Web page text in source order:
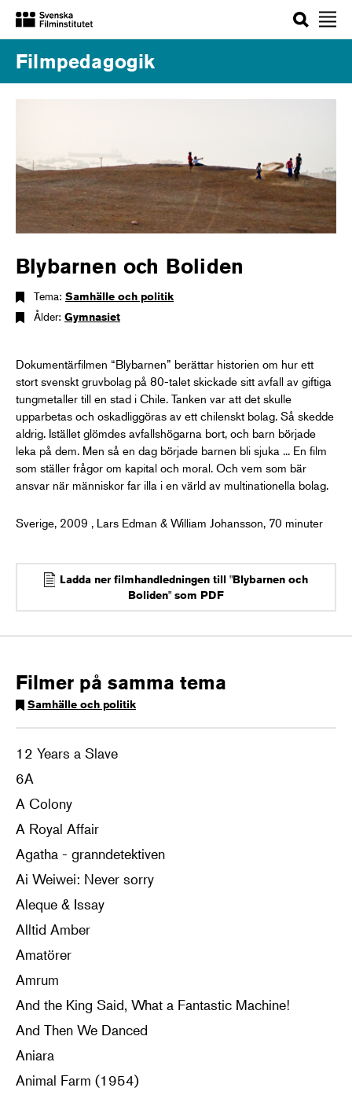
Sök
Filmpedagogik
Blybarnen och Boliden
Tema: Samhälle och politik
Ålder: Gymnasiet
Dokumentärfilmen “Blybarnen” berättar historien om hur ett
stort svenskt gruvbolag på 80-talet skickade sitt avfall av giftiga
tungmetaller till en stad i Chile. Tanken var att det skulle
upparbetas och oskadliggöras av ett chilenskt bolag. Så skedde
aldrig. Istället glömdes avfallshögarna bort, och barn började
leka på dem. Men så en dag började barnen bli sjuka ... En film
som ställer frågor om kapital och moral. Och vem som bär
ansvar när människor far illa i en värld av multinationella bolag.
Sverige, 2009 , Lars Edman & William Johansson, 70 minuter
Ladda ner filmhandledningen till "Blybarnen och
Boliden" som PDF
Filmer på samma tema
Samhälle och politik
12 Years a Slave
6A
A Colony
A Royal Affair
Agatha - granndetektiven
Ai Weiwei: Never sorry
Aleque & Issay
Alltid Amber
Amatörer
Amrum
And the King Said, What a Fantastic Machine!
And Then We Danced
Aniara
Animal Farm (1954)